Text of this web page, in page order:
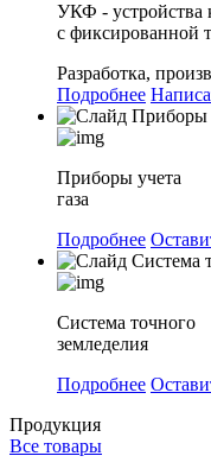
УКФ - устройства
с фиксированной
Разработка,
Подробнее
Приборы учета
газа
Подробнее
Система точного
земледелия
Подробнее
Продукция
Все товары